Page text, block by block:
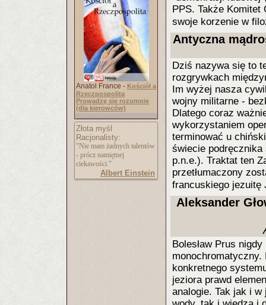
Anatol France - Kościół a
Rzeczpospolita
Prowadzę się rozumnie
(dla kierowców)
Złota myśl
Racjonalisty:
"Nie mam żadnych talentów
- prócz namiętnej
ciekawości."
Albert Einstein
PPS. Także Komitet
swoje korzenie w
Antyczna
Dziś nazywa się to
rozgrywkach
Im wyżej nasza
wojny militarne -
Dlatego coraz
wykorzystaniem
terminować u
świecie
p.n.e.). Traktat ten
przetłumaczony
francuskiego jezuitę
Aleksander
Bolesław Prus
monochromatyczny.
konkretnego
jeziora prawd
analogie. Tak jak i